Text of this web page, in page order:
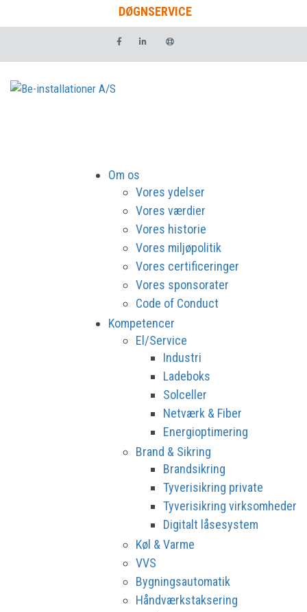
DØGNSERVICE
Om os
Vores ydelser
Vores værdier
Vores historie
Vores miljøpolitik
Vores certificeringer
Vores sponsorater
Code of Conduct
Kompetencer
El/Service
Industri
Ladeboks
Solceller
Netværk & Fiber
Energioptimering
Brand & Sikring
Brandsikring
Tyverisikring private
Tyverisikring virksomheder
Digitalt låsesystem
Køl & Varme
VVS
Bygningsautomatik
Håndværkstaksering